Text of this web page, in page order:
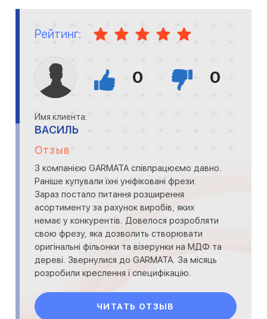
Рейтинг:
0 0
Имя клиента:
ВАСИЛЬ
Отзыв
З компанією GARMATA співпрацюємо давно.
Раніше купували їхні уніфіковані фрези.
Зараз постало питання розширення
асортименту за рахунок виробів, яких
немає у конкурентів. Довелося розробляти
свою фрезу, яка дозволить створювати
оригінальні фільонки та візерунки на МДФ та
дереві. Звернулися до GARMATA. За місяць
розробили креслення і специфікацію.
ЧИТАТЬ ОТЗЫВ